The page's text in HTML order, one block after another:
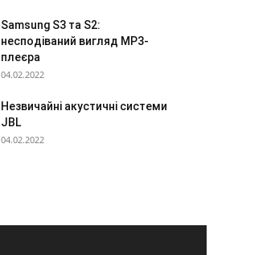
Samsung S3 та S2:
несподіваний вигляд МР3-
плеєра
04.02.2022
Незвичайні акустичні системи
JBL
04.02.2022